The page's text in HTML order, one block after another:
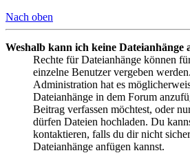
Nach oben
Weshalb kann ich keine Dateianhänge
Rechte für Dateianhänge können
einzelne Benutzer vergeben
Administration hat es
Dateianhänge in dem Forum
Beitrag verfassen möchtest, oder
dürfen Dateien hochladen. Du
kontaktieren, falls du dir nicht
Dateianhänge anfügen kannst.